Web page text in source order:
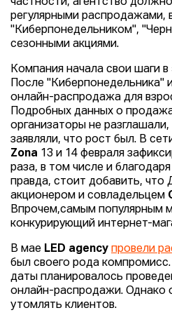
регулярными распродажами,
"Киберпонедельником",
сезонными акциями.
Компания начала свои шаги
После "Киберпонедельника"
онлайн-распродажа для
Подробных данных о
организаторы не
заявляли, что рост был. В
Zona 13 и 14 февраля
раза, в том числе и
правда, стоит добавить, что
акционером и совладельцем
Впрочем,самым популярным
конкурирующий интернет-
В мае LED agency провели
был своего рода
даты планировалось
онлайн-распродажи. Однако
утомлять клиентов.